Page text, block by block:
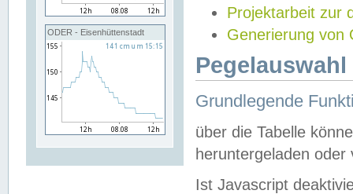
ODER - Eisenhüttenstadt
Projektarbeit zur
Generierung von
Grundlegende
über die Tabelle
heruntergeladen oder
Ist Javascript